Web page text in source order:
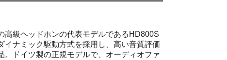
高級ヘッドホンの代表モデルであるHD800S
イナミック駆動方式を採用し、高い音質評価
。ドイツ製の正規モデルで、オーディオファ